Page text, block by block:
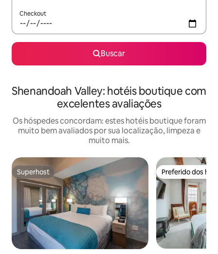
Checkout
Buscar
Shenandoah Valley: hotéis boutique com
excelentes avaliações
Os hóspedes concordam: estes hotéis boutique foram
muito bem avaliados por sua localização, limpeza e
muito mais.
Superhost
Superhost Preferido dos
Preferido dos